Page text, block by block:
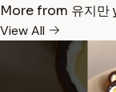
More from 유지만
View All